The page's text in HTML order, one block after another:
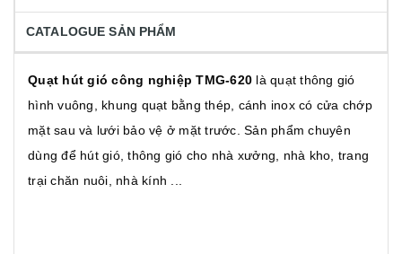
CATALOGUE SẢN PHẨM
Quạt hút gió công nghiệp TMG-620 là quạt thông gió
hình vuông, khung quạt bằng thép, cánh inox có cửa chớp
mặt sau và lưới bảo vệ ở mặt trước. Sản phẩm chuyên
dùng để hút gió, thông gió cho nhà xưởng, nhà kho, trang
trại chăn nuôi, nhà kính ...